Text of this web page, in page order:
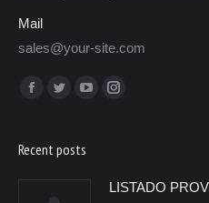
Mail
sales@your-site.com
Encuéntranos en:
Recent posts
LISTADO